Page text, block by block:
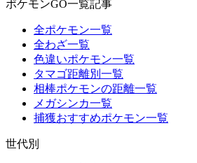
ポケモンGO一覧記事
全ポケモン一覧
全わざ一覧
色違いポケモン一覧
タマゴ距離別一覧
相棒ポケモンの距離一覧
メガシンカ一覧
捕獲おすすめポケモン一覧
世代別